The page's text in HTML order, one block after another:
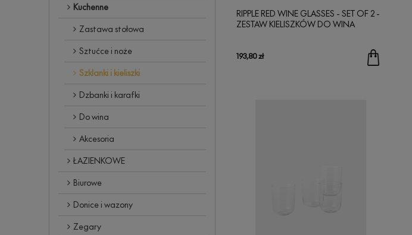
Kuchenne
Zastawa stołowa
Sztućce i noże
Szklanki i kieliszki
Dzbanki i karafki
Do wina
Akcesoria
ŁAZIENKOWE
Biurowe
Donice i wazony
Zegary
RIPPLE RED WINE GLASSES - SET OF 2 -
ZESTAW KIELISZKÓW DO WINA
193,80 zł